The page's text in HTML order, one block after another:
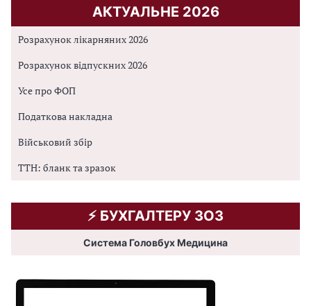
АКТУАЛЬНЕ 2026
Розрахунок лікарняних 2026
Розрахунок відпускних 2026
Усе про ФОП
Податкова накладна
Військовий збір
ТТН: бланк та зразок
⚡️ БУХГАЛТЕРУ ЗОЗ
Система Головбух Медицина